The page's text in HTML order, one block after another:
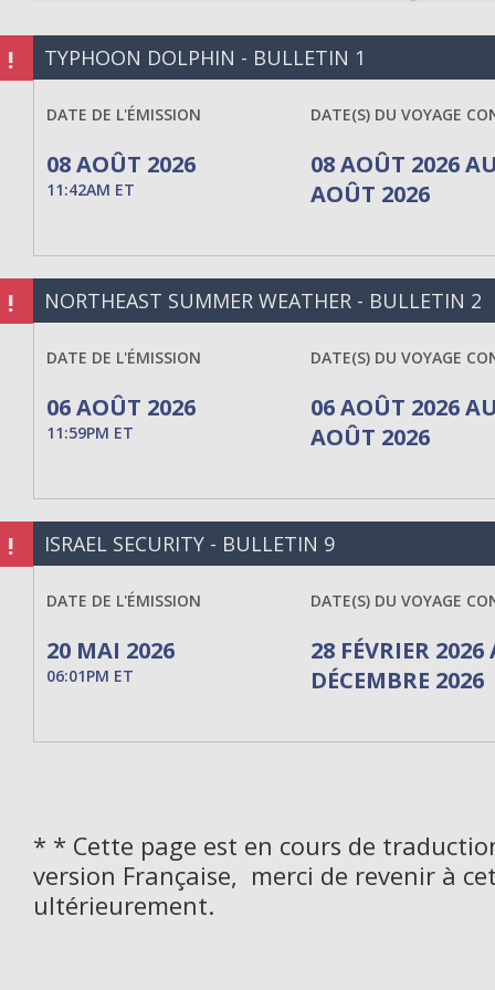
! TYPHOON DOLPHIN - BULLETIN 1
DATE DE L'ÉMISSION DATE(S) DU VOYAGE
08 AOÛT 2026
11:42AM ET
08 AOÛT 2026
AOÛT 2026
! NORTHEAST SUMMER WEATHER - BULLETIN 2
DATE DE L'ÉMISSION DATE(S) DU VOYAGE
06 AOÛT 2026
11:59PM ET
06 AOÛT 2026
AOÛT 2026
! ISRAEL SECURITY - BULLETIN 9
DATE DE L'ÉMISSION DATE(S) DU VOYAGE
20 MAI 2026
06:01PM ET
28 FÉVRIER 2026
DÉCEMBRE 2026
* * Cette page est en cours de
version Française, merci de revenir à
ultérieurement.